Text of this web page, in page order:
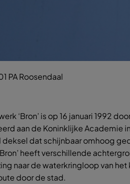
PA Roosendaal
‘Bron’ is op 16 januari 1992
aan de Koninklijke Academie
deksel dat schijnbaar omhoog
heeft verschillende
naar de waterkringloop van
door de stad.